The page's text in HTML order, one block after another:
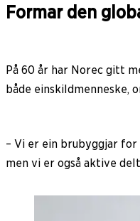
Formar den
På 60 år har Norec gitt
både einskildmenneske,
– Vi er ein brubyggjar
men vi er også aktive